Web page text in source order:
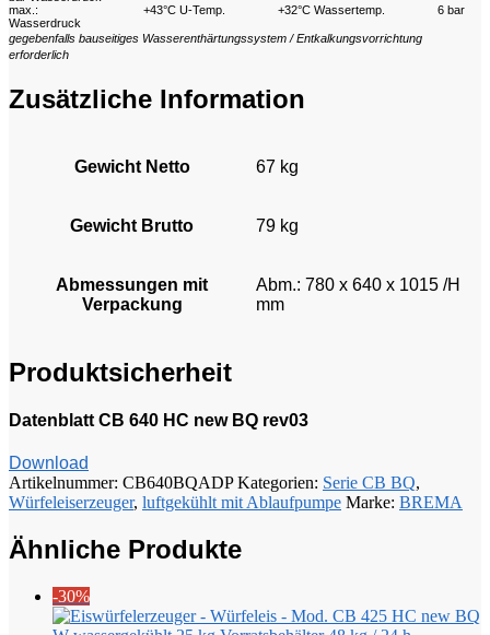
max.:
+43°C U-Temp. +32°C Wassertemp.
6 bar
Wasserdruck
gegebenfalls bauseitiges Wasserenthärtungssystem / Entkalkungsvorrichtung
erforderlich
Zusätzliche Information
Gewicht Netto 67 kg
Gewicht Brutto 79 kg
Abmessungen mit
Verpackung
Abm.: 780 x 640 x 1015 /H
mm
Produktsicherheit
Datenblatt CB 640 HC new BQ rev03
Download
Artikelnummer: CB640BQADP Kategorien: Serie CB BQ,
Würfeleiserzeuger, luftgekühlt mit Ablaufpumpe Marke: BREMA
Ähnliche Produkte
-30%